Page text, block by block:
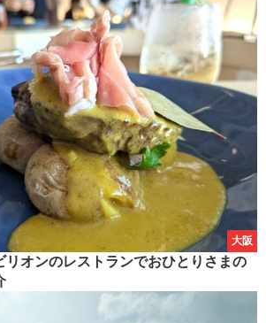
大阪
リオンのレストランでおひとりさまの